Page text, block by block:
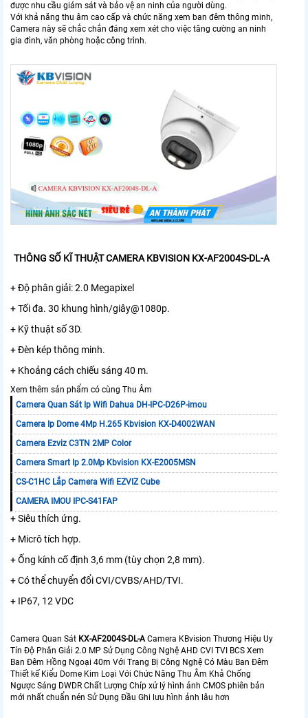
được nhu cầu giám sát và bảo vệ an ninh của người dùng.
Với khả năng thu âm cao cấp và chức năng xem ban đêm thông minh,
Camera này sẽ chắc chắn đáng xem xét cho việc tăng cường an ninh
gia đình, văn phòng hoặc công trình.
THÔNG SỐ KĨ THUẬT CAMERA KBVISION KX-AF2004S-DL-A
+ Độ phân giải: 2.0 Megapixel
+ Tối đa. 30 khung hình/giây@1080p.
+ Kỹ thuật số 3D.
+ Đèn kép thông minh.
+ Khoảng cách chiếu sáng 40 m.
Xem thêm sản phẩm có cùng Thu Âm
Camera Quan Sát Ip Wifi Dahua DH-IPC-D26P-imou
Camera Ip Dome 4Mp H.265 Kbvision KX-D4002WAN
Camera Ezviz C3TN 2MP Color
Camera Smart Ip 2.0Mp Kbvision KX-E2005MSN
CS-C1HC Lắp Camera Wifi EZVIZ Cube
CAMERA IMOU IPC-S41FAP
+ Siêu thích ứng.
+ Micrô tích hợp.
+ Ống kính cố định 3,6 mm (tùy chọn 2,8 mm).
+ Có thể chuyển đổi CVI/CVBS/AHD/TVI.
+ IP67, 12 VDC
Camera Quan Sát KX-AF2004S-DL-A Camera KBvision Thương Hiệu Uy
Tín Độ Phân Giải 2.0 MP Sử Dụng Công Nghệ AHD CVI TVI BCS Xem
Ban Đêm Hồng Ngoại 40m Với Trang Bị Công Nghệ Có Màu Ban Đêm
Thiết kế Kiểu Dome Kim Loại Với Chức Năng Thu Âm Khả Chống
Ngược Sáng DWDR Chất Lượng Chíp xử lý hình ảnh CMOS phiên bản
mới nhất chuẩn nén Sử Dụng Đầu Ghi lưu hình ảnh lâu hơn